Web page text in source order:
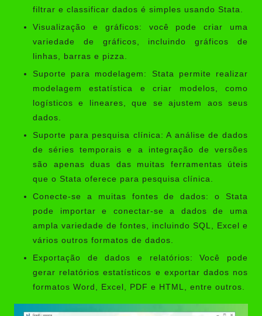
filtrar e classificar dados é simples usando Stata.
Visualização e gráficos: você pode criar uma
variedade de gráficos, incluindo gráficos de
linhas, barras e pizza.
Suporte para modelagem: Stata permite realizar
modelagem estatística e criar modelos, como
logísticos e lineares, que se ajustem aos seus
dados.
Suporte para pesquisa clínica: A análise de dados
de séries temporais e a integração de versões
são apenas duas das muitas ferramentas úteis
que o Stata oferece para pesquisa clínica.
Conecte-se a muitas fontes de dados: o Stata
pode importar e conectar-se a dados de uma
ampla variedade de fontes, incluindo SQL, Excel e
vários outros formatos de dados.
Exportação de dados e relatórios: Você pode
gerar relatórios estatísticos e exportar dados nos
formatos Word, Excel, PDF e HTML, entre outros.